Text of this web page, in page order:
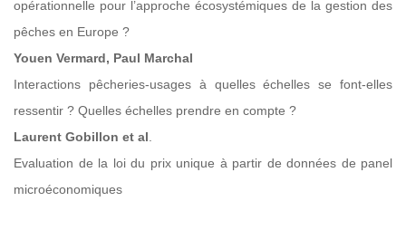
opérationnelle pour l’approche écosystémiques de la gestion des
pêches en Europe ?
Youen Vermard, Paul Marchal
Interactions pêcheries-usages à quelles échelles se font-elles
ressentir ? Quelles échelles prendre en compte ?
Laurent Gobillon et al
Evaluation de la loi du prix unique à partir de données de panel
microéconomiques